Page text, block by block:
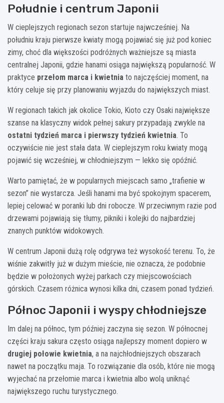
Południe i centrum Japonii
W cieplejszych regionach sezon startuje najwcześniej. Na
południu kraju pierwsze kwiaty mogą pojawiać się już pod koniec
zimy, choć dla większości podróżnych ważniejsze są miasta
centralnej Japonii, gdzie hanami osiąga największą popularność. W
praktyce przełom marca i kwietnia to najczęściej moment, na
który celuje się przy planowaniu wyjazdu do największych miast.
W regionach takich jak okolice Tokio, Kioto czy Osaki największe
szanse na klasyczny widok pełnej sakury przypadają zwykle na
ostatni tydzień marca i pierwszy tydzień kwietnia. To
oczywiście nie jest stała data. W cieplejszym roku kwiaty mogą
pojawić się wcześniej, w chłodniejszym — lekko się opóźnić.
Warto pamiętać, że w popularnych miejscach samo „trafienie w
sezon” nie wystarcza. Jeśli hanami ma być spokojnym spacerem,
lepiej celować w poranki lub dni robocze. W przeciwnym razie pod
drzewami pojawiają się tłumy, pikniki i kolejki do najbardziej
znanych punktów widokowych.
W centrum Japonii dużą rolę odgrywa też wysokość terenu. To, że
wiśnie zakwitły już w dużym mieście, nie oznacza, że podobnie
będzie w położonych wyżej parkach czy miejscowościach
górskich. Czasem różnica wynosi kilka dni, czasem ponad tydzień.
Północ Japonii i wyspy chłodniejsze
Im dalej na północ, tym później zaczyna się sezon. W północnej
części kraju sakura często osiąga najlepszy moment dopiero w
drugiej połowie kwietnia, a na najchłodniejszych obszarach
nawet na początku maja. To rozwiązanie dla osób, które nie mogą
wyjechać na przełomie marca i kwietnia albo wolą uniknąć
największego ruchu turystycznego.